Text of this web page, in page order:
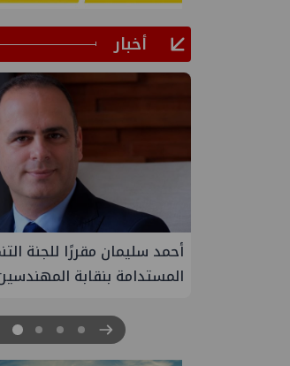
أخبار
أحمد سليمان مقررًا للجنة التنمية
المستدامة بنقابة المهندسين